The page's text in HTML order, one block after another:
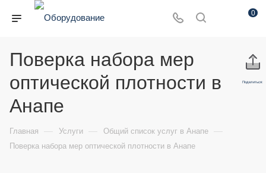
0
Поделиться:
Поверка набора мер
оптической плотности в
Анапе
Главная — Услуги — Общий список услуг в Анапе —
Поверка набора мер оптической плотности в Анапе